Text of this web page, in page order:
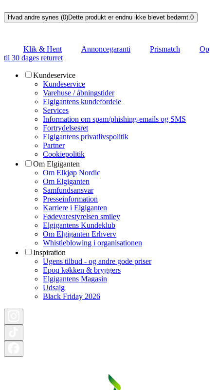
Hvad andre synes (0)Dette produkt er endnu ikke blevet bedømt.0
Klik & Hent Annoncegaranti Prismatch
Op
til 30 dages returret
Kundeservice
Kundeservice
Varehuse / åbningstider
Elgigantens kundefordele
Services
Information om spam/phishing-emails og SMS
Fortrydelsesret
Elgigantens privatlivspolitik
Partner
Cookiepolitik
Om Elgiganten
Om Elkjøp Nordic
Om Elgiganten
Samfundsansvar
Presseinformation
Karriere i Elgiganten
Fødevarestyrelsen smiley
Elgigantens Kundeklub
Om Elgiganten Erhverv
Whistleblowing i organisationen
Inspiration
Ugens tilbud - og andre gode priser
Epoq køkken & bryggers
Elgigantens Magasin
Udsalg
Black Friday 2026